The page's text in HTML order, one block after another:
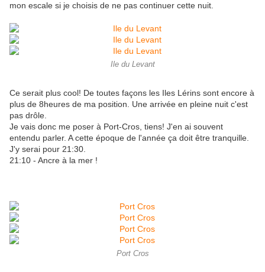
mon escale si je choisis de ne pas continuer cette nuit.
Ile du Levant
Ce serait plus cool! De toutes façons les Iles Lérins sont encore à
plus de 8heures de ma position. Une arrivée en pleine nuit c'est
pas drôle.
Je vais donc me poser à Port-Cros, tiens! J'en ai souvent
entendu parler. A cette époque de l'année ça doit être tranquille.
J'y serai pour 21:30.
21:10 - Ancre à la mer !
Port Cros